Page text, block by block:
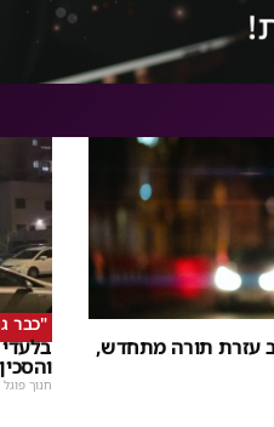
עזרת תורה מתחדש,
"כבר
חנוך פוגל